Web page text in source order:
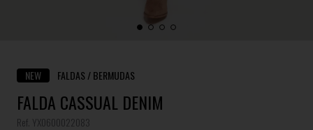
NEW FALDAS / BERMUDAS
FALDA CASSUAL DENIM
Ref. YX0600022083